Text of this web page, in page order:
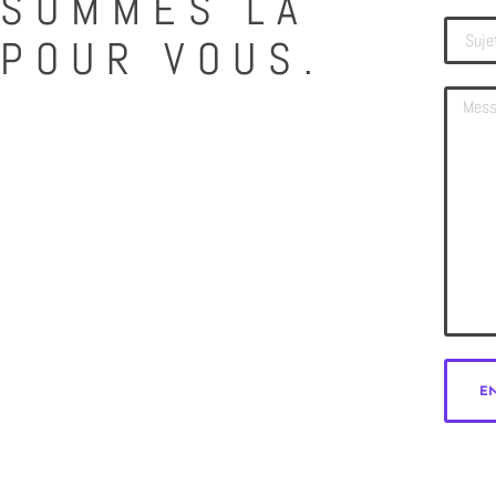
POUR VOUS.